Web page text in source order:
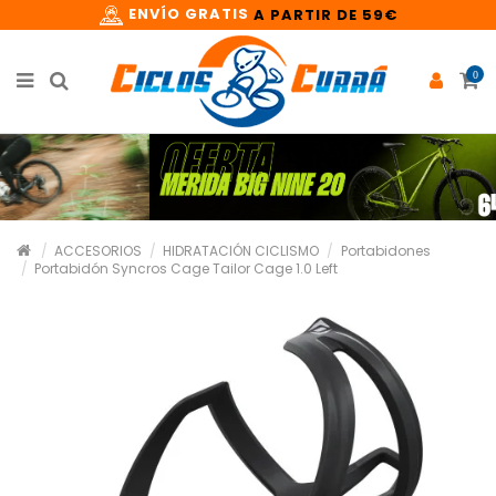
ENVÍO GRATIS A PARTIR DE 59€
0
ACCESORIOS HIDRATACIÓN CICLISMO
Portabidones
Portabidón Syncros Cage Tailor Cage 1.0 Left